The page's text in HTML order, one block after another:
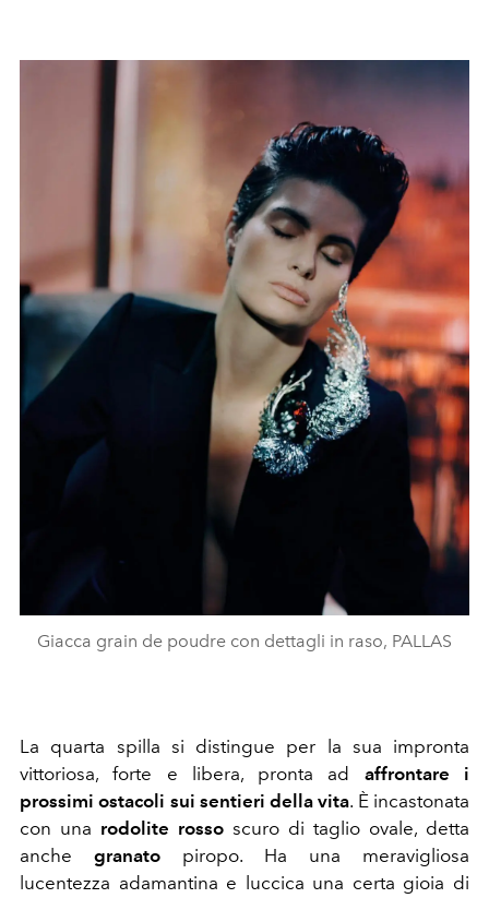
Giacca grain de poudre con dettagli in raso, PALLAS
La quarta spilla si distingue per la sua impronta
vittoriosa, forte e libera, pronta ad affrontare i
prossimi ostacoli sui sentieri della vita. È incastonata
con una rodolite rosso scuro di taglio ovale, detta
anche granato piropo. Ha una meravigliosa
lucentezza adamantina e luccica una certa gioia di